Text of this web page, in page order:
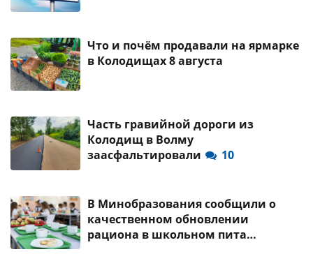
Что и почём продавали на ярмарке
в Колодищах 8 августа
Часть гравийной дороги из
Колодищ в Волму
заасфальтировали
10
В Минобразования сообщили о
качественном обновлении
рациона в школьном пита…